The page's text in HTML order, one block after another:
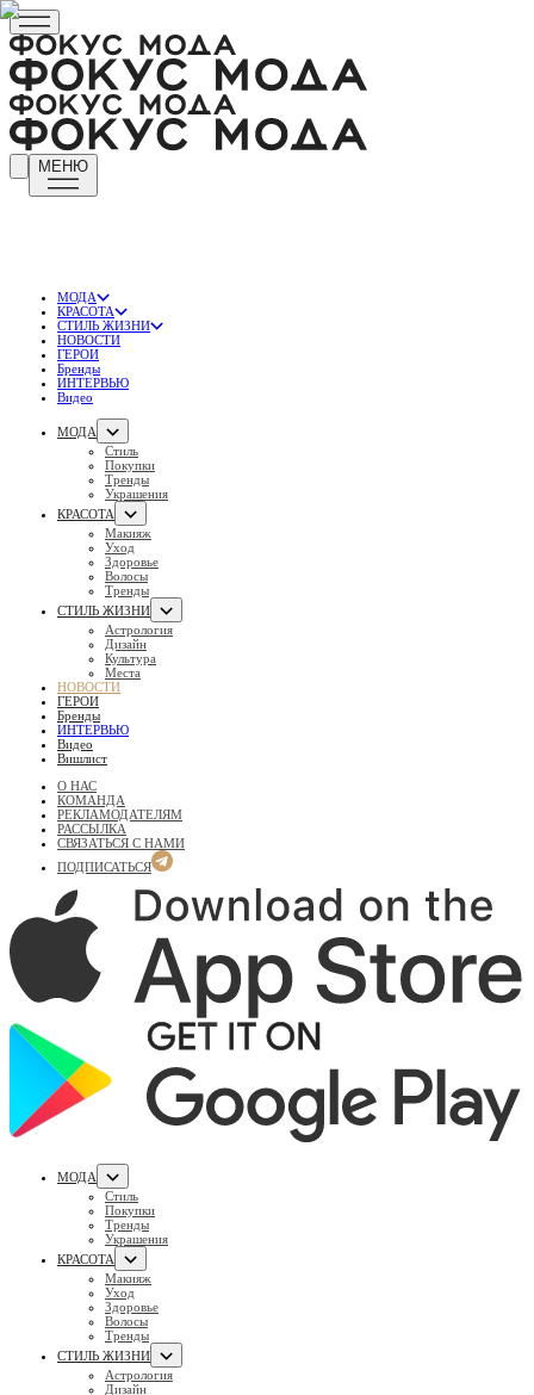
МЕНЮ
МОДА
КРАСОТА
СТИЛЬ ЖИЗНИ
НОВОСТИ
ГЕРОИ
Бренды
ИНТЕРВЬЮ
Видео
МОДА
Стиль
Покупки
Тренды
Украшения
КРАСОТА
Макияж
Уход
Здоровье
Волосы
Тренды
СТИЛЬ ЖИЗНИ
Астрология
Дизайн
Культура
Места
НОВОСТИ
ГЕРОИ
Бренды
ИНТЕРВЬЮ
Видео
Вишлист
О НАС
КОМАНДА
РЕКЛАМОДАТЕЛЯМ
РАССЫЛКА
СВЯЗАТЬСЯ С НАМИ
ПОДПИСАТЬСЯ
МОДА
Стиль
Покупки
Тренды
Украшения
КРАСОТА
Макияж
Уход
Здоровье
Волосы
Тренды
СТИЛЬ ЖИЗНИ
Астрология
Дизайн